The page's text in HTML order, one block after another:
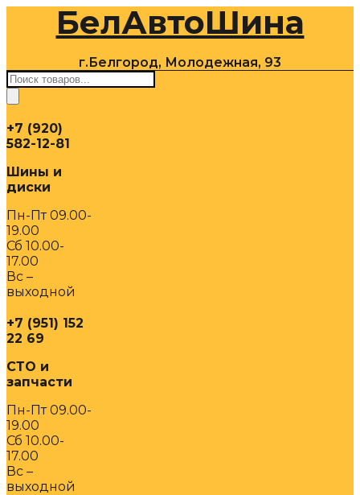
содержимомуБелАвтоШина
г.Белгород, Молодежная, 93
Поиск
товаров
+7 (920)
582-12-81
Шины и
диски
Пн-Пт 09.00-
19.00
Сб 10.00-
17.00
Вс –
выходной
+7 (951) 152
22 69
СТО и
запчасти
Пн-Пт 09.00-
19.00
Сб 10.00-
17.00
Вс –
выходной